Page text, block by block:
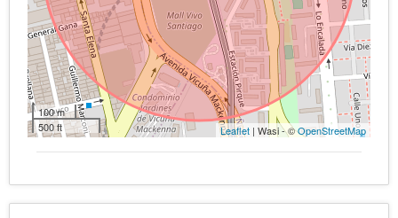
100 m
500 ft
Leaflet | Wasi - ©OpenStreetMap